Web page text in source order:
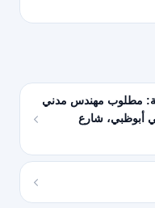
مطلوب مهندس مدني
أبوظبي، شارع